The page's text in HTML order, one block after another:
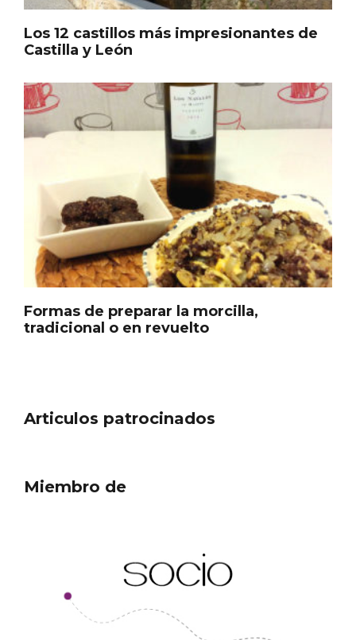
Los 12 castillos más impresionantes de
Castilla y León
Formas de preparar la morcilla,
tradicional o en revuelto
Articulos patrocinados
Miembro de
III Ruta de la Morcilla de Burgos IGP, en
Aranda de Duero
Moradillo de Roa